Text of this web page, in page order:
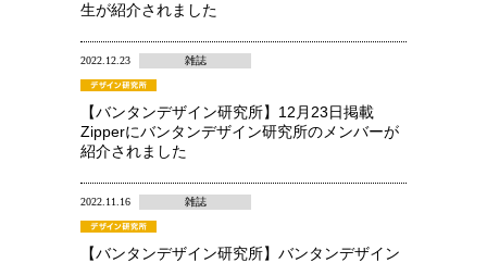
生が紹介されました
2022.12.23 雑誌
【バンタンデザイン研究所】12月23日掲載
Zipperにバンタンデザイン研究所のメンバーが
紹介されました
2022.11.16 雑誌
【バンタンデザイン研究所】バンタンデザイン